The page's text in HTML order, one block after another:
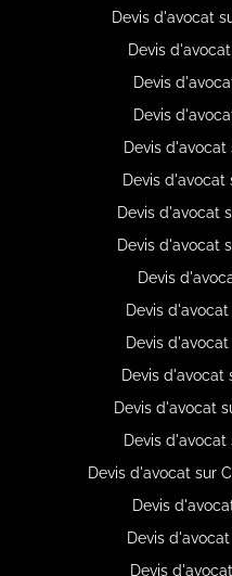
Devis d'avocat
Devis
Devis
Devis
Devis
Devis d'avocat
Devis d'avocat
Devis d'avocat
Devis
Devis
Devis
Devis d'avocat
Devis d'avocat
Devis d'avocat
Devis d'avocat sur
Devis
Devis
Devis